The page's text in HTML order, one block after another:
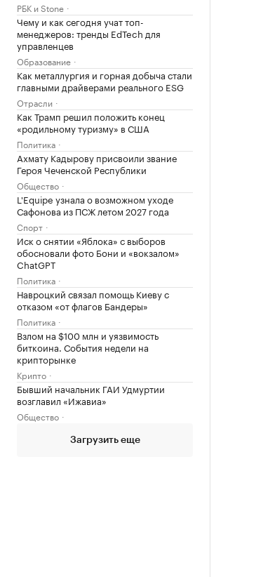
РБК и Stone
Чему и как сегодня учат топ-
менеджеров: тренды EdTech для
управленцев
Образование
Как металлургия и горная добыча стали
главными драйверами реального ESG
Отрасли
Как Трамп решил положить конец
«родильному туризму» в США
Политика
Ахмату Кадырову присвоили звание
Героя Чеченской Республики
Общество
L'Equipe узнала о возможном уходе
Сафонова из ПСЖ летом 2027 года
Спорт
Иск о снятии «Яблока» с выборов
обосновали фото Бони и «вокзалом»
ChatGPT
Политика
Навроцкий связал помощь Киеву с
отказом «от флагов Бандеры»
Политика
Взлом на $100 млн и уязвимость
биткоина. События недели на
крипторынке
Крипто
Бывший начальник ГАИ Удмуртии
возглавил «Ижавиа»
Общество
Загрузить еще